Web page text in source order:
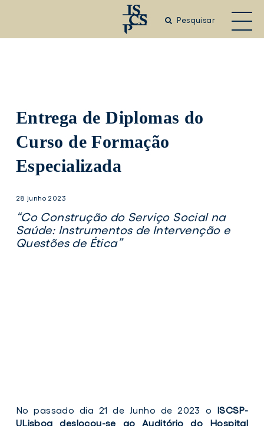
Pesquisar
Entrega de Diplomas do
Curso de Formação
Especializada
28 junho 2023
“Co Construção do Serviço Social na
Saúde: Instrumentos de Intervenção e
Questões de Ética”
No passado dia 21 de Junho de 2023 o ISCSP-
ULisboa deslocou-se ao Auditório do Hospital